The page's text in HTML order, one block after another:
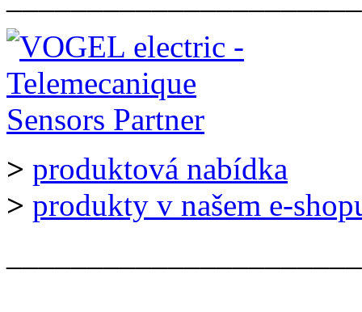
> produktová nabídka
> produkty v našem e-